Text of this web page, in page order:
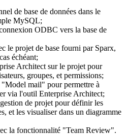
de base de données dans le
MySQL;
ODBC vers la base de
le projet de base fourni par Sparx,
échéant;
Architect sur le projet pour
groupes, et permissions;
mail" pour permettre à
via l'outil Enterprise Architect;
de projet pour définir les
et les visualiser dans un diagramme
la fonctionnalité "Team Review".